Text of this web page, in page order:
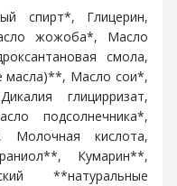
спирт*, Глицерин,
жожоба*, Масло
смола,
масла)**, Масло сои*,
глицирризат,
подсолнечника*,
кислота,
Кумарин**,
**натуральные